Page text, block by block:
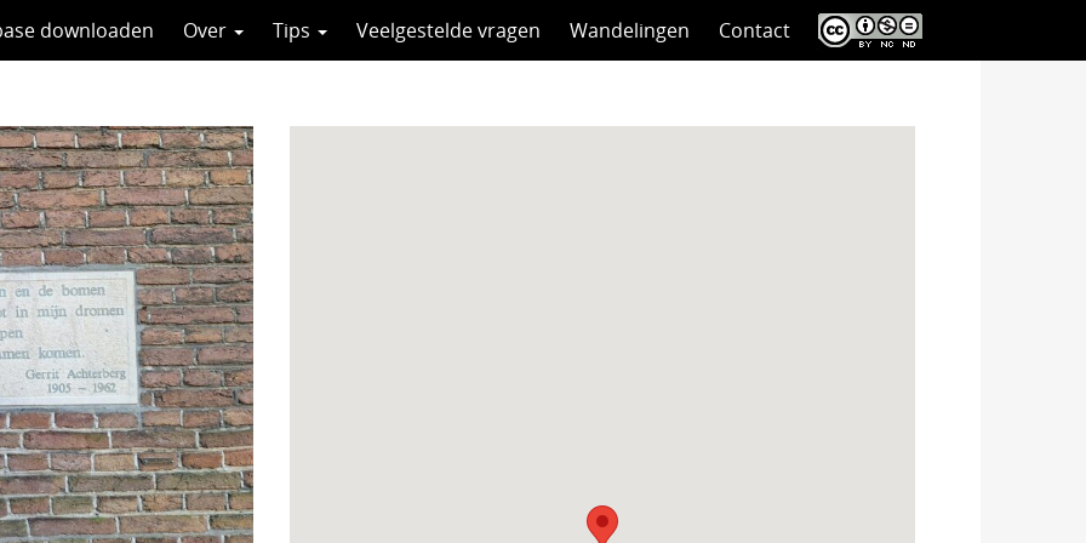
downloaden Over Tips Veelgestelde vragen Wandelingen Contact